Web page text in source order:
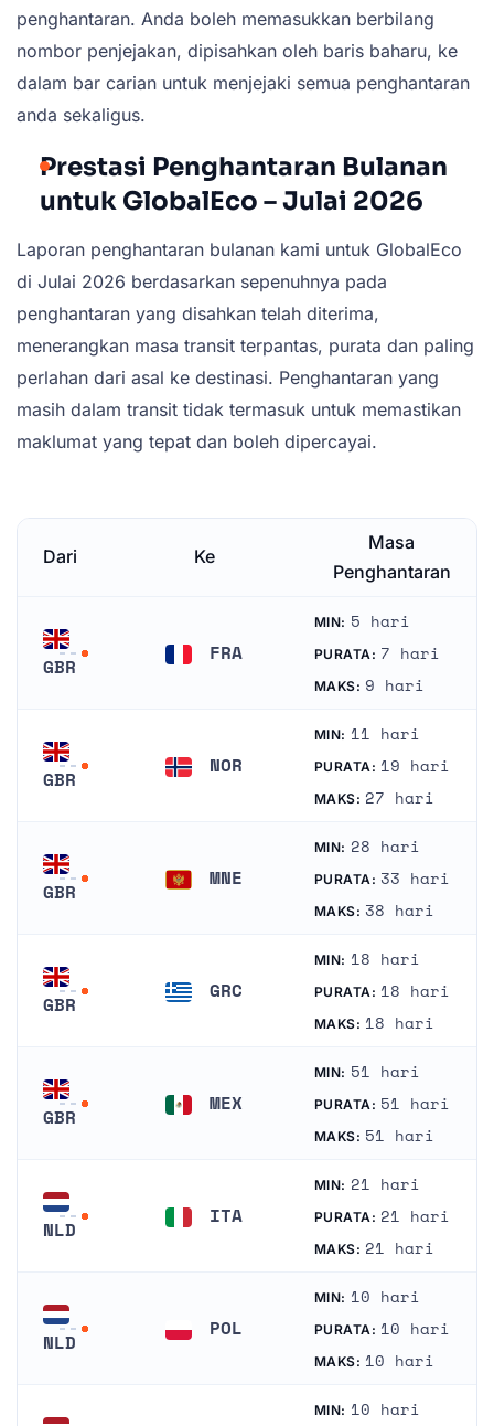
penghantaran. Anda boleh memasukkan berbilang
nombor penjejakan, dipisahkan oleh baris baharu, ke
dalam bar carian untuk menjejaki semua penghantaran
anda sekaligus.
Prestasi Penghantaran Bulanan
untuk GlobalEco – Julai 2026
Laporan penghantaran bulanan kami untuk GlobalEco
di Julai 2026 berdasarkan sepenuhnya pada
penghantaran yang disahkan telah diterima,
menerangkan masa transit terpantas, purata dan paling
perlahan dari asal ke destinasi. Penghantaran yang
masih dalam transit tidak termasuk untuk memastikan
maklumat yang tepat dan boleh dipercayai.
Dari Ke
Masa
Penghantaran
GBR
FRA
MIN: 5 hari
PURATA: 7 hari
MAKS: 9 hari
GBR
NOR
MIN: 11 hari
PURATA: 19 hari
MAKS: 27 hari
GBR
MNE
MIN: 28 hari
PURATA: 33 hari
MAKS: 38 hari
GBR
GRC
MIN: 18 hari
PURATA: 18 hari
MAKS: 18 hari
GBR
MEX
MIN: 51 hari
PURATA: 51 hari
MAKS: 51 hari
NLD
ITA
MIN: 21 hari
PURATA: 21 hari
MAKS: 21 hari
NLD
POL
MIN: 10 hari
PURATA: 10 hari
MAKS: 10 hari
MIN: 10 hari